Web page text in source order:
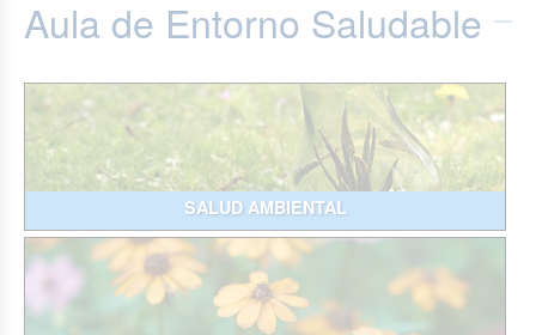
Aula de Entorno Saludable
SALUD AMBIENTAL